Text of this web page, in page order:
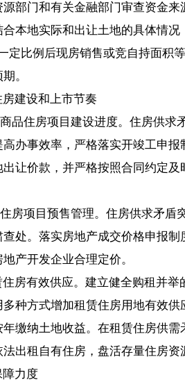
部门和有关金融部门审查资金
本地实际和出让土地的具体情
定比例后现房销售或竞自持面积
。
建设和上市节奏
品住房项目建设进度。住房供求
办事效率，严格落实开竣工申
让价款，并严格按照合同约定
房项目预售管理。住房供求矛盾
处。落实房地产成交价格申报
产开发企业合理定价。
房有效供应。建立健全购租并
多种方式增加租赁住房用地有效
缴纳土地收益。在租赁住房供
出租自有住房，盘活存量住房资
力度